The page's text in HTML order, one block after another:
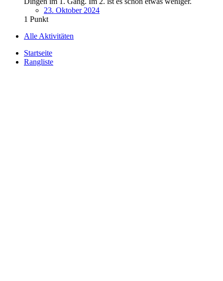
23. Oktober 2024
1 Punkt
Alle Aktivitäten
Startseite
Rangliste